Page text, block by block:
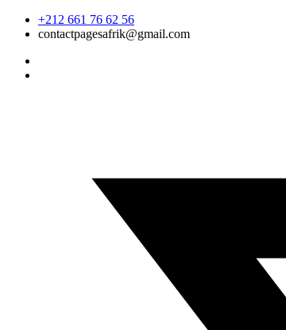
Skip
+212 661 76 62 56
contactpagesafrik@gmail.com